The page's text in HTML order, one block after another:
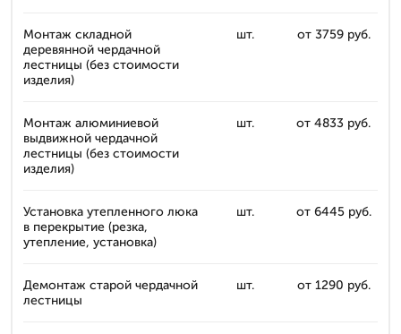
Монтаж складной
деревянной чердачной
лестницы (без стоимости
изделия)
шт. от 3759 руб.
Монтаж алюминиевой
выдвижной чердачной
лестницы (без стоимости
изделия)
шт. от 4833 руб.
Установка утепленного люка
в перекрытие (резка,
утепление, установка)
шт. от 6445 руб.
Демонтаж старой чердачной
лестницы
шт. от 1290 руб.